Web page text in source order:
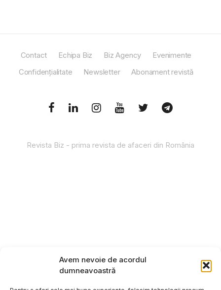
Avem nevoie de acordul
dumneavoastră
Contact Echipa Biz Biz Agency
Evenimente
Confidențialitate
Newsletter Abonament revistă
Revista Biz - prima revista de afaceri din România